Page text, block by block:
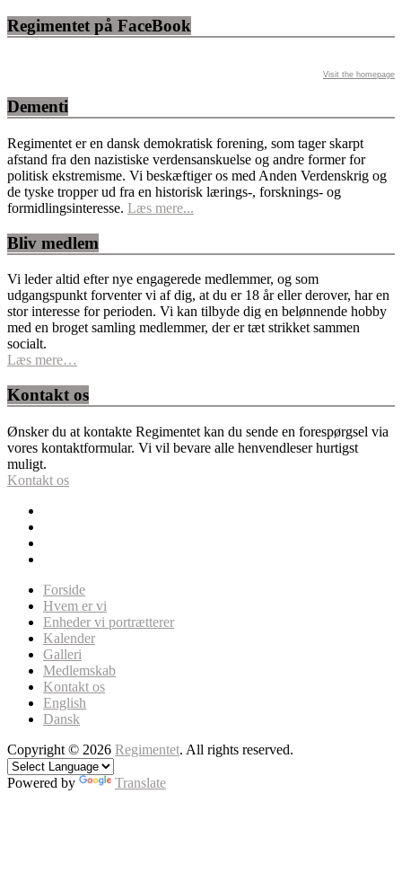
Regimentet på FaceBook
Visit the homepage
Dementi
Regimentet er en dansk demokratisk forening, som tager skarpt
afstand fra den nazistiske verdensanskuelse og andre former for
politisk ekstremisme. Vi beskæftiger os med Anden Verdenskrig og
de tyske tropper ud fra en historisk lærings-, forsknings- og
formidlingsinteresse. Læs mere...
Bliv medlem
Vi leder altid efter nye engagerede medlemmer, og som
udgangspunkt forventer vi af dig, at du er 18 år eller derover, har en
stor interesse for perioden. Vi kan tilbyde dig en belønnende hobby
med en broget samling medlemmer, der er tæt strikket sammen
socialt.
Læs mere…
Kontakt os
Ønsker du at kontakte Regimentet kan du sende en forespørgsel via
vores kontaktformular. Vi vil bevare alle henvendleser hurtigst
muligt.
Kontakt os
Forside
Hvem er vi
Enheder vi portrætterer
Kalender
Galleri
Medlemskab
Kontakt os
English
Dansk
Copyright © 2026 Regimentet. All rights reserved.
Powered by Translate